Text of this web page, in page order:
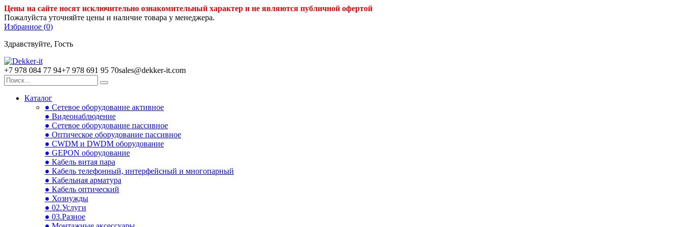
Цены на сайте носят исключительно ознакомительный характер и не являются публичной офертой
Пожалуйста уточняйте цены и наличие товара у менеджера.
Избранное (0)
Здравствуйте, Гость
+7 978 084 77 94+7 978 691 95 70sales@dekker-it.com
Каталог
● Сетевое оборудование активное
● Видеонаблюдение
● Сетевое оборудование пассивное
● Оптическое оборудование пассивное
● CWDM и DWDM оборудование
● GEPON оборудование
● Кабель витая пара
● Кабель телефонный, интерфейсный и многопарный
● Кабельная арматура
● Кабель оптический
● Хознужды
● 02.Услуги
● 03.Разное